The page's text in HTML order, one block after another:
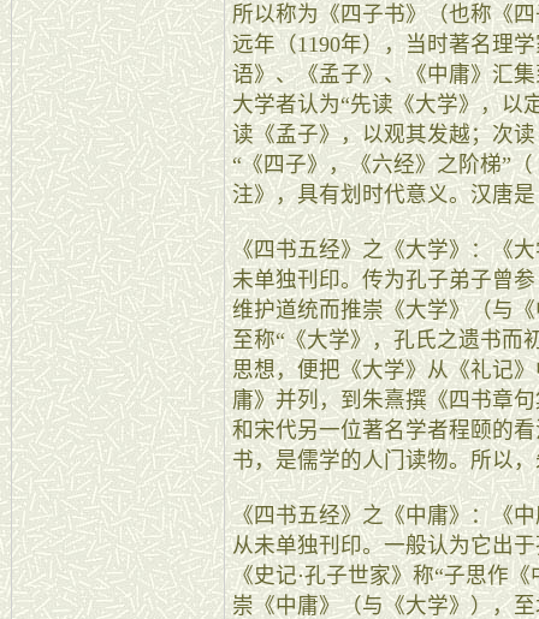
所以称为《四子书》（也称《
远年（1190年），当时著名理
语》、《孟子》、《中庸》汇
大学者认为“先读《大学》，以
读《孟子》，以观其发越；次
“《四子》，《六经》之阶梯”
注》，具有划时代意义。汉唐
《四书五经》之《大学》：《
未单独刊印。传为孔子弟子曾
维护道统而推崇《大学》（与
至称“《大学》，孔氏之遗书而
思想，便把《大学》从《礼记
庸》并列，到朱熹撰《四书章
和宋代另一位著名学者程颐的
书，是儒学的人门读物。所以
《四书五经》之《中庸》：《
从未单独刊印。一般认为它出
《史记·孔子世家》称“子思作
崇《中庸》（与《大学》），